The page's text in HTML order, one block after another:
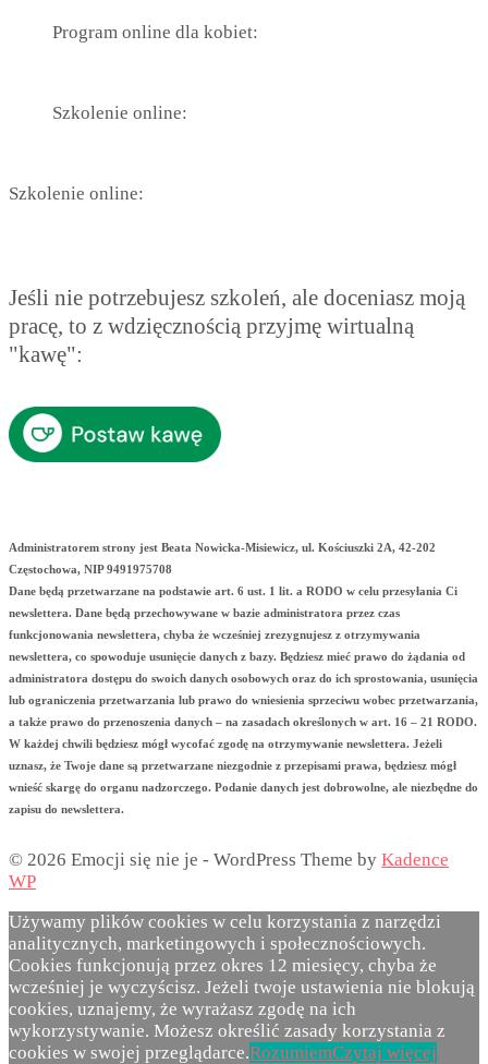
Program online dla kobiet:
Szkolenie online:
Szkolenie online:
Jeśli nie potrzebujesz szkoleń, ale doceniasz moją
pracę, to z wdzięcznością przyjmę wirtualną
"kawę":
Administratorem strony jest Beata Nowicka-Misiewicz, ul. Kościuszki 2A, 42-202
Częstochowa, NIP 9491975708
Dane będą przetwarzane na podstawie art. 6 ust. 1 lit. a RODO w celu przesyłania Ci
newslettera. Dane będą przechowywane w bazie administratora przez czas
funkcjonowania newslettera, chyba że wcześniej zrezygnujesz z otrzymywania
newslettera, co spowoduje usunięcie danych z bazy. Będziesz mieć prawo do żądania od
administratora dostępu do swoich danych osobowych oraz do ich sprostowania, usunięcia
lub ograniczenia przetwarzania lub prawo do wniesienia sprzeciwu wobec przetwarzania,
a także prawo do przenoszenia danych – na zasadach określonych w art. 16 – 21 RODO.
W każdej chwili będziesz mógł wycofać zgodę na otrzymywanie newslettera. Jeżeli
uznasz, że Twoje dane są przetwarzane niezgodnie z przepisami prawa, będziesz mógł
wnieść skargę do organu nadzorczego. Podanie danych jest dobrowolne, ale niezbędne do
zapisu do newslettera.
© 2026 Emocji się nie je - WordPress Theme by Kadence
WP
Używamy plików cookies w celu korzystania z narzędzi
analitycznych, marketingowych i społecznościowych.
Cookies funkcjonują przez okres 12 miesięcy, chyba że
wcześniej je wyczyścisz. Jeżeli twoje ustawienia nie blokują
cookies, uznajemy, że wyrażasz zgodę na ich
wykorzystywanie. Możesz określić zasady korzystania z
cookies w swojej przeglądarce.RozumiemCzytaj więcej